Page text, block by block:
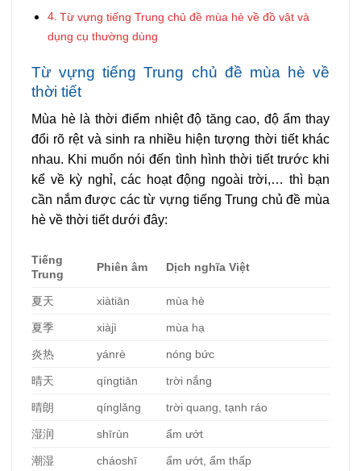
Từ vựng tiếng Trung chủ đề mùa hè về đồ vật và
dụng cụ thường dùng
Từ vựng tiếng Trung chủ đề mùa hè về
thời tiết
Mùa hè là thời điểm nhiệt độ tăng cao, độ ẩm thay
đổi rõ rệt và sinh ra nhiều hiện tượng thời tiết khác
nhau. Khi muốn nói đến tình hình thời tiết trước khi
kể về kỳ nghỉ, các hoạt động ngoài trời,… thì bạn
cần nắm được các từ vựng tiếng Trung chủ đề mùa
hè về thời tiết dưới đây:
Tiếng
Trung
Phiên âm Dịch nghĩa Việt
夏天 xiàtiān mùa hè
夏季 xiàjì mùa hạ
炎热 yánrè nóng bức
晴天 qíngtiān trời nắng
晴朗 qínglǎng trời quang, tạnh ráo
湿润 shīrùn ẩm ướt
潮湿 cháoshī ẩm ướt, ẩm thấp